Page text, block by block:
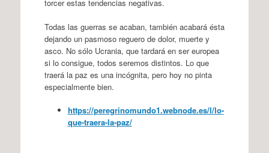
torcer estas tendencias negativas.
Todas las guerras se acaban, también acabará ésta
dejando un pasmoso reguero de dolor, muerte y
asco. No sólo Ucrania, que tardará en ser europea
si lo consigue, todos seremos distintos. Lo que
traerá la paz es una incógnita, pero hoy no pinta
especialmente bien.
https://peregrinomundo1.webnode.es/l/lo-
que-traera-la-paz/